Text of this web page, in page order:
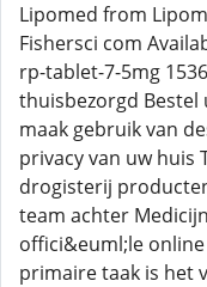
Lipomed from
Fishersci com
rp-tablet-7-5mg
thuisbezorgd Bestel
maak gebruik van
privacy van uw huis
drogisterij
team achter
offici&euml;le
primaire taak is het